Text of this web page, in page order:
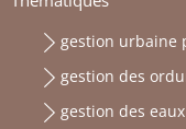
gestion urbaine
gestion des
gestion des